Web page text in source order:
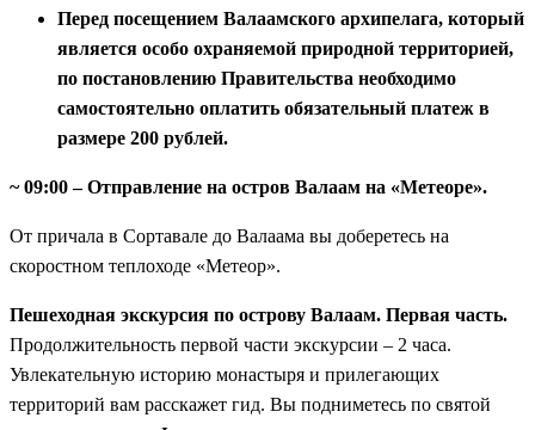
Перед посещением Валаамского архипелага, который
является особо охраняемой природной территорией,
по постановлению Правительства необходимо
самостоятельно оплатить обязательный платеж в
размере 200 рублей.
~ 09:00 – Отправление на остров Валаам на «Метеоре».
От причала в Сортавале до Валаама вы доберетесь на
скоростном теплоходе «Метеор».
Пешеходная экскурсия по острову Валаам. Первая часть.
Продолжительность первой части экскурсии – 2 часа.
Увлекательную историю монастыря и прилегающих
территорий вам расскажет гид. Вы подниметесь по святой